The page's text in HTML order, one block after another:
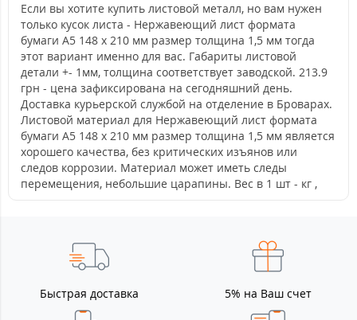
Если вы хотите купить листовой металл, но вам нужен
только кусок листа - Нержавеющий лист формата
бумаги А5 148 х 210 мм размер толщина 1,5 мм тогда
этот вариант именно для вас. Габариты листовой
детали +- 1мм, толщина соответствует заводской. 213.9
грн - цена зафиксирована на сегодняшний день.
Доставка курьерской службой на отделение в Броварах.
Листовой материал для Нержавеющий лист формата
бумаги А5 148 х 210 мм размер толщина 1,5 мм является
хорошего качества, без критических изъянов или
следов коррозии. Материал может иметь следы
перемещения, небольшие царапины. Вес в 1 шт - кг ,
Быстрая доставка 5% на Ваш счет